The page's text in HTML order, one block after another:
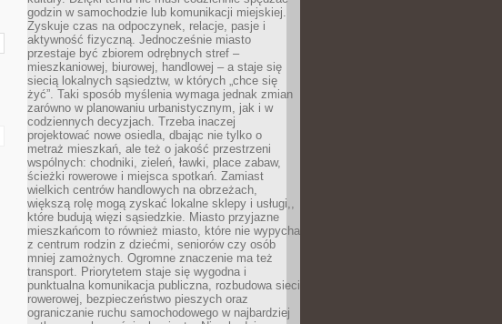
godzin w samochodzie lub komunikacji miejskiej.
Zyskuje czas na odpoczynek, relacje, pasje i
aktywność fizyczną. Jednocześnie miasto
przestaje być zbiorem odrębnych stref –
mieszkaniowej, biurowej, handlowej – a staje się
siecią lokalnych sąsiedztw, w których „chce się
żyć”. Taki sposób myślenia wymaga jednak zmian
zarówno w planowaniu urbanistycznym, jak i w
codziennych decyzjach. Trzeba inaczej
projektować nowe osiedla, dbając nie tylko o
metraż mieszkań, ale też o jakość przestrzeni
wspólnych: chodniki, zieleń, ławki, place zabaw,
ścieżki rowerowe i miejsca spotkań. Zamiast
wielkich centrów handlowych na obrzeżach,
większą rolę mogą zyskać lokalne sklepy i usługi,,
które budują więzi sąsiedzkie. Miasto przyjazne
mieszkańcom to również miasto, które nie wypycha
z centrum rodzin z dziećmi, seniorów czy osób
mniej zamożnych. Ogromne znaczenie ma też
transport. Priorytetem staje się wygodna i
punktualna komunikacja publiczna, rozbudowa sieci
rowerowej, bezpieczeństwo pieszych oraz
ograniczanie ruchu samochodowego w najbardziej